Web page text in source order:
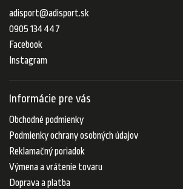
adisport@adisport.sk
0905 134 447
Facebook
Instagram
Informácie pre vás
Obchodné podmienky
Podmienky ochrany osobných údajov
Reklamačný poriadok
Výmena a vrátenie tovaru
Doprava a platba